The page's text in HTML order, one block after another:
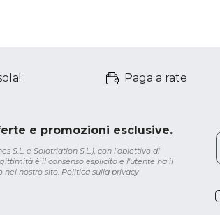
Paga a rate
e promozioni esclusive.
S.L. e Solotriatlon S.L.), con l'obiettivo di
è il consenso esplicito e l'utente ha il
nel nostro sito. Politica sulla privacy